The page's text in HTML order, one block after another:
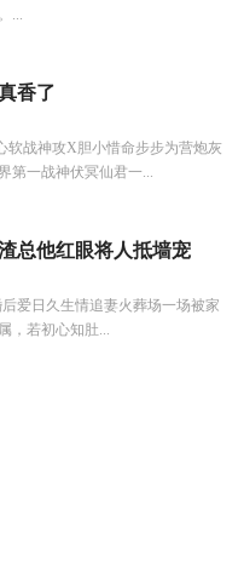
...
香了
软战神攻X胆小惜命步步为营炮灰
第一战神伏冥仙君一...
总他红眼将人抵墙宠
爱日久生情追妻火葬场一场被家
，若初心知肚...